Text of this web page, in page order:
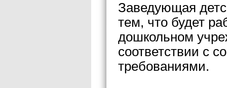
Заведующая
тем, что будет
дошкольном
соответствии с
требованиями.